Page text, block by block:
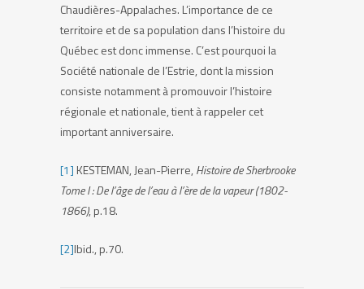
Chaudières-Appalaches. L’importance de ce
territoire et de sa population dans l’histoire du
Québec est donc immense. C’est pourquoi la
Société nationale de l’Estrie, dont la mission
consiste notamment à promouvoir l’histoire
régionale et nationale, tient à rappeler cet
important anniversaire.
[1] KESTEMAN, Jean-Pierre, Histoire de Sherbrooke
Tome I : De l’âge de l’eau à l’ère de la vapeur (1802-
1866), p.18.
[2]Ibid., p.70.